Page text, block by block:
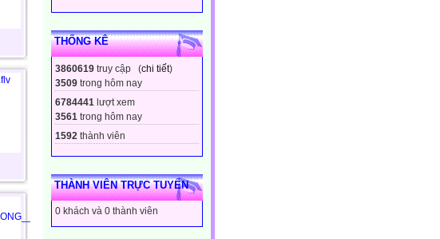
THỐNG KÊ
3860619 truy cập (chi tiết)
3509 trong hôm nay
6784441 lượt xem
3561 trong hôm nay
1592 thành viên
THÀNH VIÊN TRỰC TUYẾN
0 khách và 0 thành viên